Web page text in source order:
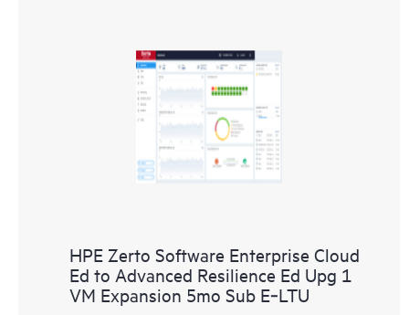
HPE Zerto Software Enterprise Cloud
Ed to Advanced Resilience Ed Upg 1
VM Expansion 5mo Sub E‑LTU